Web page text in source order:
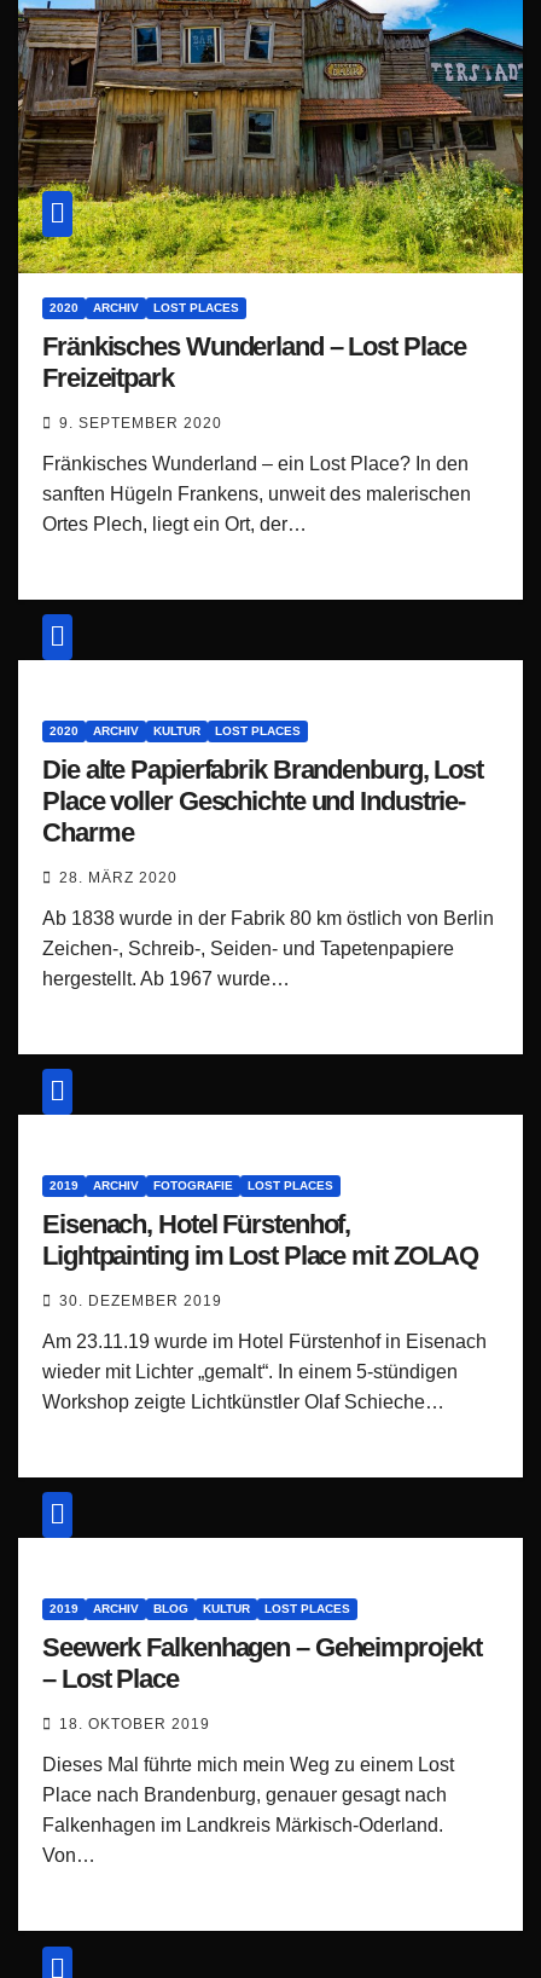
2020 ARCHIV LOST PLACES
Fränkisches Wunderland – Lost Place
Freizeitpark
9. SEPTEMBER 2020
Fränkisches Wunderland – ein Lost Place? In den
sanften Hügeln Frankens, unweit des malerischen
Ortes Plech, liegt ein Ort, der…
2020 ARCHIV KULTUR LOST PLACES
Die alte Papierfabrik Brandenburg, Lost
Place voller Geschichte und Industrie-
Charme
28. MÄRZ 2020
Ab 1838 wurde in der Fabrik 80 km östlich von Berlin
Zeichen-, Schreib-, Seiden- und Tapetenpapiere
hergestellt. Ab 1967 wurde…
2019 ARCHIV FOTOGRAFIE LOST PLACES
Eisenach, Hotel Fürstenhof,
Lightpainting im Lost Place mit ZOLAQ
30. DEZEMBER 2019
Am 23.11.19 wurde im Hotel Fürstenhof in Eisenach
wieder mit Lichter „gemalt“. In einem 5-stündigen
Workshop zeigte Lichtkünstler Olaf Schieche…
2019 ARCHIV BLOG KULTUR LOST PLACES
Seewerk Falkenhagen – Geheimprojekt
– Lost Place
18. OKTOBER 2019
Dieses Mal führte mich mein Weg zu einem Lost
Place nach Brandenburg, genauer gesagt nach
Falkenhagen im Landkreis Märkisch-Oderland.
Von…